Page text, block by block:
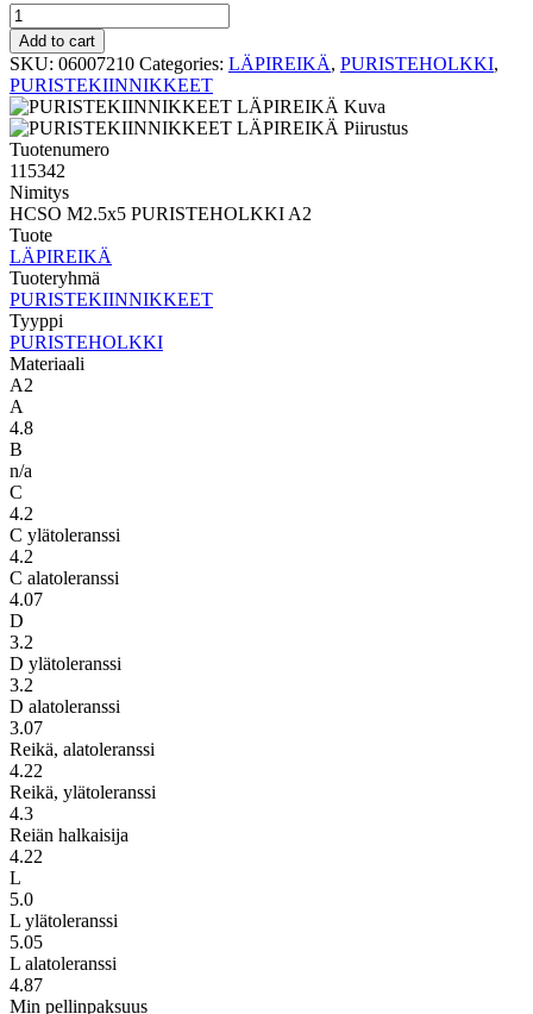
PURISTEHOLKKI
LÄPIREIKÄ
HCSO
M2.5x5
PURISTEHOLKKI
A2
quantity
Add to cart
SKU: 06007210 Categories: LÄPIREIKÄ, PURISTEHOLKKI,
PURISTEKIINNIKKEET
Tuotenumero
115342
Nimitys
HCSO M2.5x5 PURISTEHOLKKI A2
Tuote
LÄPIREIKÄ
Tuoteryhmä
PURISTEKIINNIKKEET
Tyyppi
PURISTEHOLKKI
Materiaali
A2
A
4.8
B
n/a
C
4.2
C ylätoleranssi
4.2
C alatoleranssi
4.07
D
3.2
D ylätoleranssi
3.2
D alatoleranssi
3.07
Reikä, alatoleranssi
4.22
Reikä, ylätoleranssi
4.3
Reiän halkaisija
4.22
L
5.0
L ylätoleranssi
5.05
L alatoleranssi
4.87
Min pellinpaksuus